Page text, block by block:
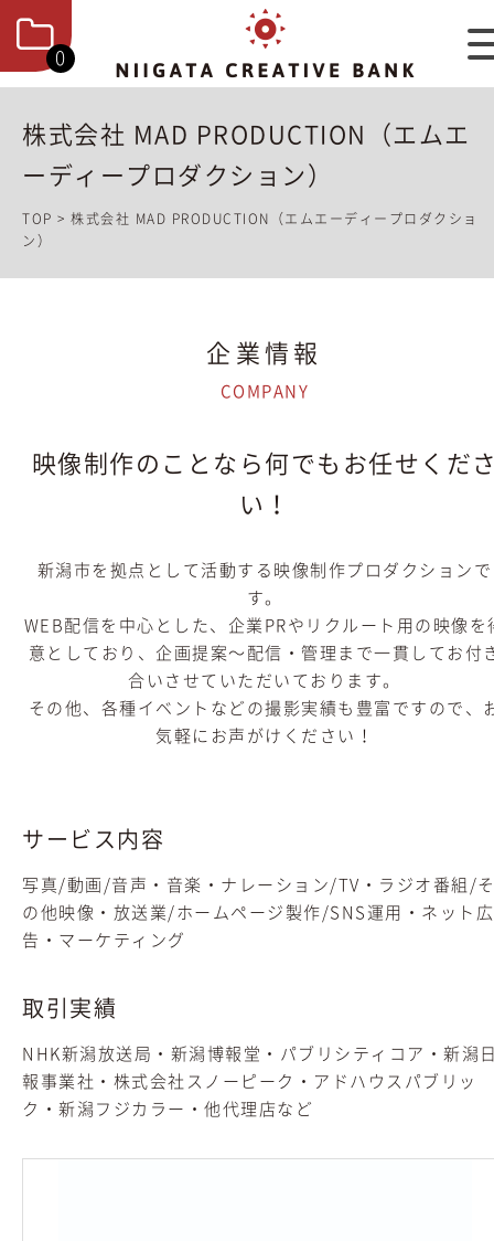
0
株式会社 MAD PRODUCTION（エムエ
ーディープロダクション）
TOP > 株式会社 MAD PRODUCTION（エムエーディープロダクショ
ン）
企業情報
COMPANY
映像制作のことなら何でもお任せくだ
い！
新潟市を拠点として活動する映像制作プロダクションで
す。
WEB配信を中心とした、企業PRやリクルート用の映像を
意としており、企画提案〜配信・管理まで一貫してお付
合いさせていただいております。
その他、各種イベントなどの撮影実績も豊富ですので、
気軽にお声がけください！
サービス内容
写真/動画/音声・音楽・ナレーション/TV・ラジオ番組/
の他映像・放送業/ホームページ製作/SNS運用・ネット広
告・マーケティング
取引実績
NHK新潟放送局・新潟博報堂・パブリシティコア・新潟
報事業社・株式会社スノーピーク・アドハウスパブリッ
ク・新潟フジカラー・他代理店など